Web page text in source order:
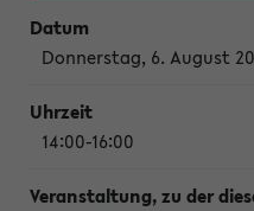
Donnerstag, 6. August
14:00-16:00